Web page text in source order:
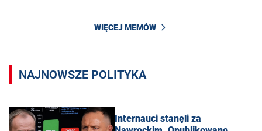
WIĘCEJ MEMÓW
NAJNOWSZE POLITYKA
Internauci stanęli za